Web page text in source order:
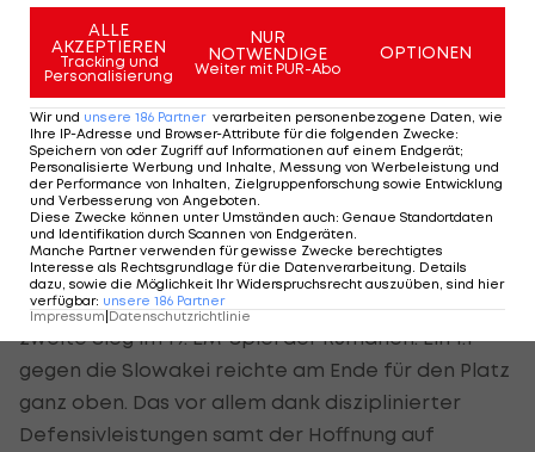
Die Rumänen haben dagegen nichts zu verlieren,
können nach dem überraschenden Platz eins in
der kuriosen Vier-Punkte-Gruppe E locker
drauflosspielen. "Wir werden alles auf dem Platz
lassen und danach werden wir zufrieden damit
sein, dass wir alles gegeben haben, unabhängig
vom Ergebnis", sagte Abwehrspieler Radu
Dragusin.
Das Auftakt-3:0 gegen die Ukraine war erst der
zweite Sieg im 19. EM-Spiel der Rumänen. Ein 1:1
gegen die Slowakei reichte am Ende für den Platz
ganz oben. Das vor allem dank disziplinierter
Defensivleistungen samt der Hoffnung auf
ALLE
AKZEPTIEREN
Tracking und
Personalisierung
NUR
NOTWENDIGE
Weiter mit PUR-Abo
OPTIONEN
Wir und unsere 186 Partner verarbeiten personenbezogene Daten, wie
Ihre IP-Adresse und Browser-Attribute für die folgenden Zwecke:
Speichern von oder Zugriff auf Informationen auf einem Endgerät;
Personalisierte Werbung und Inhalte, Messung von Werbeleistung und
der Performance von Inhalten, Zielgruppenforschung sowie Entwicklung
und Verbesserung von Angeboten
Diese Zwecke können unter Umständen auch: Genaue Standortdaten
und Identifikation durch Scannen von Endgeräten
Manche Partner verwenden für gewisse Zwecke berechtigtes
Interesse als Rechtsgrundlage für die Datenverarbeitung. Details
dazu, sowie die Möglichkeit Ihr Widerspruchsrecht auszuüben, sind hier
verfügbar: unsere 186 Partner
Impressum|Datenschutzrichtlinie